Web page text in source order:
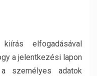
elfogadásával
a jelentkezési lapon
személyes adatok